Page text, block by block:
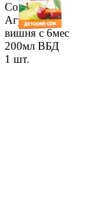
Сок дет.
Агуша ябл/
вишня с 6мес
200мл ВБД
1 шт.